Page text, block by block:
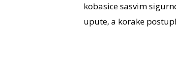
kobasice sasvim
upute, a korake